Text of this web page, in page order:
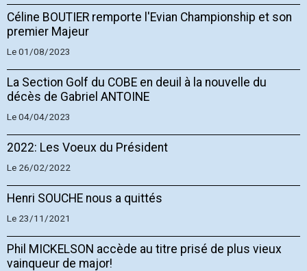
Céline BOUTIER remporte l'Evian Championship et son
premier Majeur
Le 01/08/2023
La Section Golf du COBE en deuil à la nouvelle du
décès de Gabriel ANTOINE
Le 04/04/2023
2022: Les Voeux du Président
Le 26/02/2022
Henri SOUCHE nous a quittés
Le 23/11/2021
Phil MICKELSON accède au titre prisé de plus vieux
vainqueur de major!